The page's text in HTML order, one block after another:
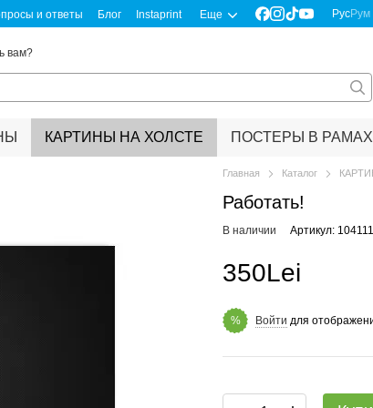
и ответы Блог Instaprint Еще РусРум
вам?
КАРТИНЫ НА ХОЛСТЕ ПОСТЕРЫ В РАМАХ
Главная Каталог
Работать!
В наличии Артикул:
350Lei
% Войти для